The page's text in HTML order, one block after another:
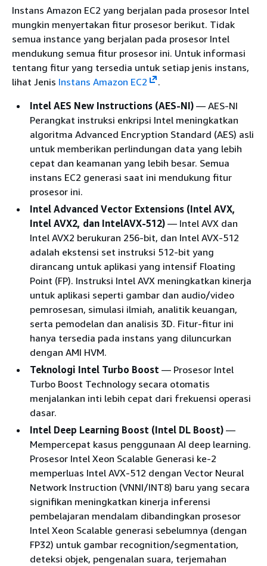
Instans Amazon EC2 yang berjalan pada prosesor Intel
mungkin menyertakan fitur prosesor berikut. Tidak
semua instance yang berjalan pada prosesor Intel
mendukung semua fitur prosesor ini. Untuk informasi
tentang fitur yang tersedia untuk setiap jenis instans,
lihat Jenis Instans Amazon EC2
.
Intel AES New Instructions (AES-NI) — AES-NI
Perangkat instruksi enkripsi Intel meningkatkan
algoritma Advanced Encryption Standard (AES) asli
untuk memberikan perlindungan data yang lebih
cepat dan keamanan yang lebih besar. Semua
instans EC2 generasi saat ini mendukung fitur
prosesor ini.
Intel Advanced Vector Extensions (Intel AVX,
Intel AVX2, dan IntelAVX-512) — Intel AVX dan
Intel AVX2 berukuran 256-bit, dan Intel AVX-512
adalah ekstensi set instruksi 512-bit yang
dirancang untuk aplikasi yang intensif Floating
Point (FP). Instruksi Intel AVX meningkatkan kinerja
untuk aplikasi seperti gambar dan audio/video
pemrosesan, simulasi ilmiah, analitik keuangan,
serta pemodelan dan analisis 3D. Fitur-fitur ini
hanya tersedia pada instans yang diluncurkan
dengan AMI HVM.
Teknologi Intel Turbo Boost — Prosesor Intel
Turbo Boost Technology secara otomatis
menjalankan inti lebih cepat dari frekuensi operasi
dasar.
Intel Deep Learning Boost (Intel DL Boost) —
Mempercepat kasus penggunaan AI deep learning.
Prosesor Intel Xeon Scalable Generasi ke-2
memperluas Intel AVX-512 dengan Vector Neural
Network Instruction (VNNI/INT8) baru yang secara
signifikan meningkatkan kinerja inferensi
pembelajaran mendalam dibandingkan prosesor
Intel Xeon Scalable generasi sebelumnya (dengan
FP32) untuk gambar recognition/segmentation,
deteksi objek, pengenalan suara, terjemahan